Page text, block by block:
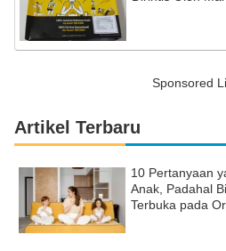
Sponsored
Artikel Terbaru
10 Pertanyaan
Anak, Padahal
Terbuka pada